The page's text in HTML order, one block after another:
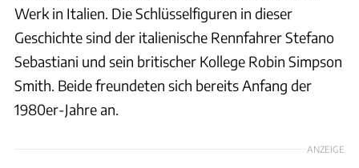
Werk in Italien. Die Schlüsselfiguren in dieser
Geschichte sind der italienische Rennfahrer Stefano
Sebastiani und sein britischer Kollege Robin Simpson
Smith. Beide freundeten sich bereits Anfang der
1980er-Jahre an.
ANZEIGE